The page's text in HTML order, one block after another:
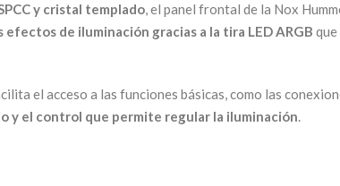
y cristal templado, el panel frontal de la Nox
de iluminación gracias a la tira LED ARGB
el acceso a las funciones básicas, como las
y el control que permite regular la iluminación.